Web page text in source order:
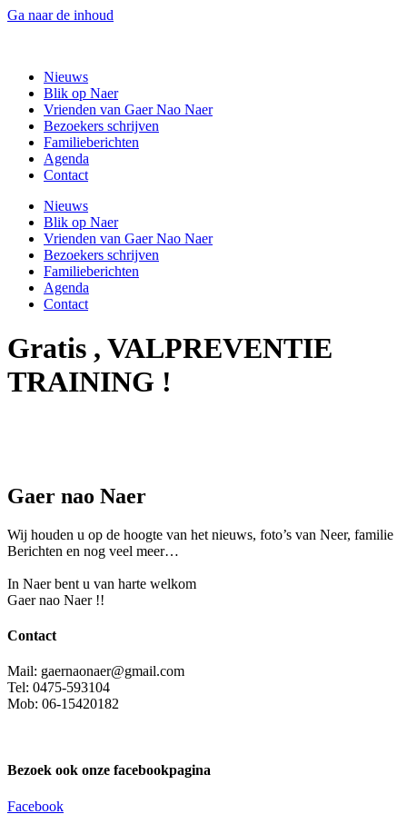
Ga naar de inhoud
Nieuws
Blik op Naer
Vrienden van Gaer Nao Naer
Bezoekers schrijven
Familieberichten
Agenda
Contact
Nieuws
Blik op Naer
Vrienden van Gaer Nao Naer
Bezoekers schrijven
Familieberichten
Agenda
Contact
Gratis , VALPREVENTIE
TRAINING !
Gaer nao Naer
Wij houden u op de hoogte van het nieuws, foto’s van Neer, familie
Berichten en nog veel meer…
In Naer bent u van harte welkom
Gaer nao Naer !!
Contact
Mail: gaernaonaer@gmail.com
Tel: 0475-593104
Mob: 06-15420182
Bezoek ook onze facebookpagina
Facebook